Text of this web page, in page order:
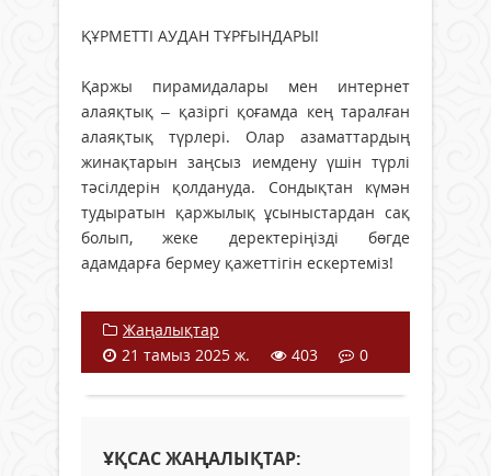
ҚҰРМЕТТІ АУДАН ТҰРҒЫНДАРЫ!
Қаржы пирамидалары мен интернет
алаяқтық – қазіргі қоғамда кең таралған
алаяқтық түрлері. Олар азаматтардың
жинақтарын заңсыз иемдену үшін түрлі
тәсілдерін қолдануда. Сондықтан күмән
тудыратын қаржылық ұсыныстардан сақ
болып, жеке деректеріңізді бөгде
адамдарға бермеу қажеттігін ескертеміз!
Жаңалықтар
21 тамыз 2025 ж.
403 0
ҰҚСАС ЖАҢАЛЫҚТАР: